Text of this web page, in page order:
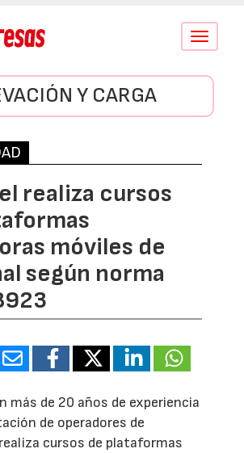
Conmutar
Y CARGA
realiza cursos
móviles de
según norma
más de 20 años de experiencia
de operadores de
cursos de plataformas